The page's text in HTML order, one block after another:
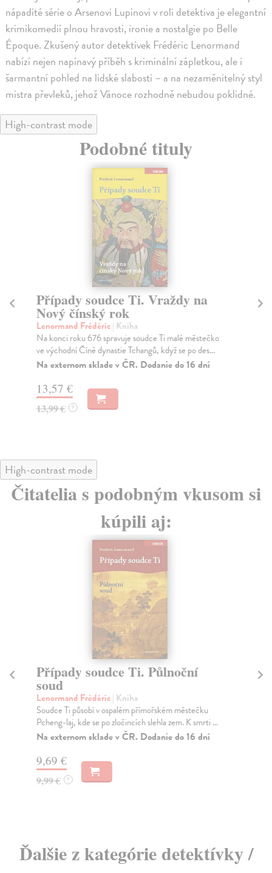
nápadité série o Arsenovi Lupinovi v roli detektiva je elegantní
krimikomedií plnou hravosti, ironie a nostalgie po Belle
Époque. Zkušený autor detektivek Frédéric Lenormand
nabízí nejen napínavý příběh s kriminální zápletkou, ale i
šarmantní pohled na lidské slabosti – a na nezaměnitelný styl
mistra převleků, jehož Vánoce rozhodně nebudou poklidné.
High-contrast mode
Podobné tituly
Případy soudce Ti. Vraždy na
Nový čínský rok
Lenormand Frédéric| Kniha
Na konci roku 676 spravuje soudce Ti malé městečko
ve východní Číně dynastie Tchangů, když se po des...
Na externom sklade v ČR. Dodanie do 16 dní
13,57 €
13,99 € ?
High-contrast mode
Čitatelia s podobným vkusom si
kúpili aj:
Případy soudce Ti. Půlnoční
soud
Lenormand Frédéric| Kniha
Soudce Ti působí v ospalém přímořském městečku
Pcheng-laj, kde se po zločincích slehla zem. K smrti ...
Na externom sklade v ČR. Dodanie do 16 dní
9,69 €
9,99 € ?
Ďalšie z kategórie detektívky /